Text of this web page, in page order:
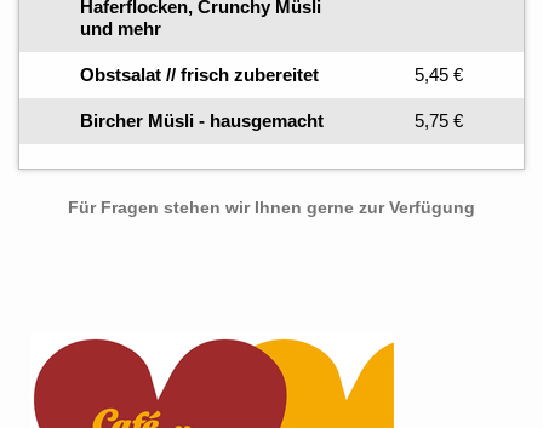
Haferflocken, Crunchy Müsli
und mehr
Obstsalat // frisch zubereitet 5,45 €
Bircher Müsli - hausgemacht 5,75 €
Für Fragen stehen wir Ihnen gerne zur Verfügung